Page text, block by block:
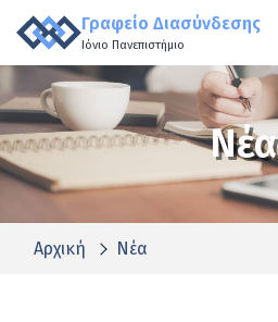
Γραφείο Διασύνδεσης
Ιόνιο Πανεπιστήμιο
Νέα
Αρχική Νέα